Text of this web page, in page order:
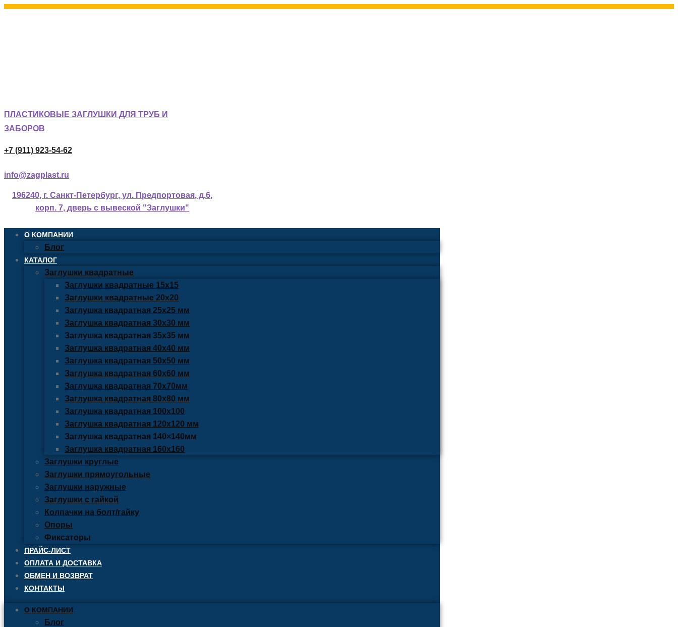
ПЛАСТИКОВЫЕ ЗАГЛУШКИ ДЛЯ ТРУБ И
ЗАБОРОВ
+7 (911) 923-54-62
info@zagplast.ru
196240, г. Санкт-Петербург, ул. Предпортовая, д.6,
корп. 7, дверь с вывеской "Заглушки"
О КОМПАНИИ
Блог
КАТАЛОГ
Заглушки квадратные
Заглушки квадратные 15х15
Заглушки квадратные 20х20
Заглушка квадратная 25х25 мм
Заглушка квадратная 30х30 мм
Заглушка квадратная 35х35 мм
Заглушка квадратная 40х40 мм
Заглушка квадратная 50х50 мм
Заглушка квадратная 60х60 мм
Заглушка квадратная 70х70мм
Заглушка квадратная 80х80 мм
Заглушка квадратная 100х100
Заглушка квадратная 120х120 мм
Заглушка квадратная 140×140мм
Заглушка квадратная 160х160
Заглушки круглые
Заглушки прямоугольные
Заглушки наружные
Заглушки с гайкой
Колпачки на болт/гайку
Опоры
Фиксаторы
ПРАЙС-ЛИСТ
ОПЛАТА И ДОСТАВКА
ОБМЕН И ВОЗВРАТ
КОНТАКТЫ
О КОМПАНИИ
Блог